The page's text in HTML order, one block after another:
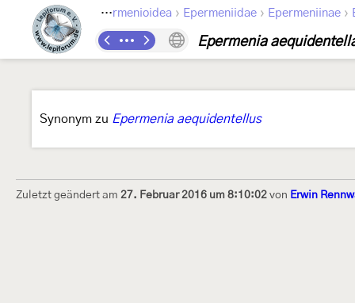
Lepidoptera Epermenioidea › Epermeniidae › Epermeniinae ›
Epermenia
Synonym zu Epermenia aequidentellus
Zuletzt geändert am 27. Februar 2016 um 8:10:02 von Erwin